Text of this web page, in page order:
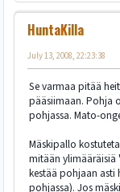
HuntaKilla
July 13, 2008, 22:23:38
Se varmaa pitää
pääsiimaan. Pohja
pohjassa. Mato-
Mäskipallo
mitään ylimääräisiä
kestää pohjaan
pohjassa). Jos